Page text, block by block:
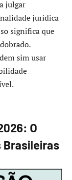
julgar
jurídica
significa que
sim usar
O
Brasileiras